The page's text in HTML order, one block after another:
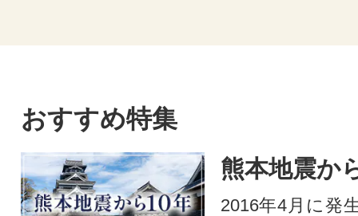
おすすめ特集
熊本地震か
2016年4月に発